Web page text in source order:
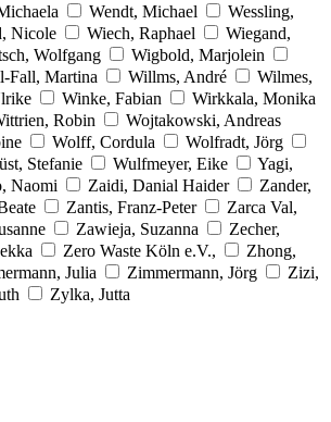
Wendt, Michael
Wessling,
Nicole Wiech, Raphael
Wiegand,
Wolfgang
Wigbold, Marjolein
Fall, Martina Willms, André
Wilmes,
Winke, Fabian
Wirkkala, Monika
Robin
Wojtakowski, Andreas
Wolff, Cordula
Wolfradt, Jörg
Stefanie Wulfmeyer, Eike
Yagi,
Naomi Zaidi, Danial Haider
Zander,
Zantis, Franz-Peter
Zarca Val,
Zawieja, Suzanna
Zecher,
Zero Waste Köln e.V.,
Zhong,
Julia Zimmermann, Jörg
Zizi,
Zylka, Jutta